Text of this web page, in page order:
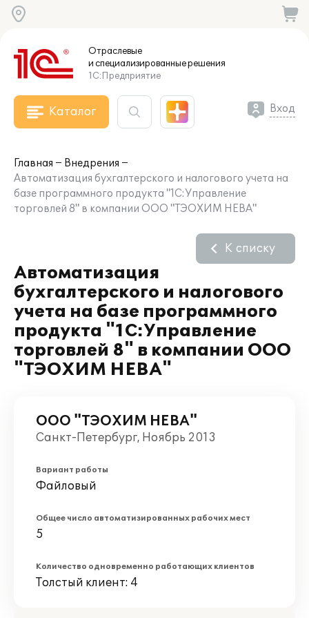
Отраслевые
и специализированныерешения
1С:Предприятие
Каталог Вход
Главная
Внедрения
Автоматизация бухгалтерского и налогового учета на
базе программного продукта "1С:Управление
торговлей 8" в компании ООО "ТЭОХИМ НЕВА"
Автоматизация
бухгалтерского и налогового
учета на базе программного
продукта "1С:Управление
торговлей 8" в компании ООО
"ТЭОХИМ НЕВА"
К списку
ООО "ТЭОХИМ НЕВА"
Санкт-Петербург, Ноябрь 2013
Вариант работы
Файловый
Общее число автоматизированных рабочих мест
5
Количество одновременно работающих клиентов
Толстый клиент: 4